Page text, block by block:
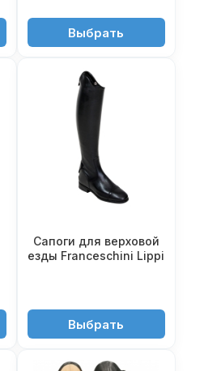
20'950 ₽Выбрать
Сапоги для верховой
езды Franceschini Lippi
49'950 ₽Выбрать